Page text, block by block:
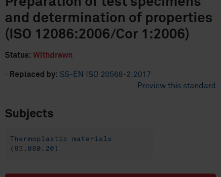
and determination of properties
(ISO 12086:2006/Cor 1:2006)
Status: Withdrawn
· Replaced by: SS-EN ISO 20568-2:2017
Preview this standard
Subjects
Thermoplastic materials
(83.080.20)